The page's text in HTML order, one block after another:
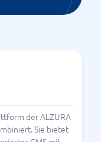
der ALZURA
Sie bietet